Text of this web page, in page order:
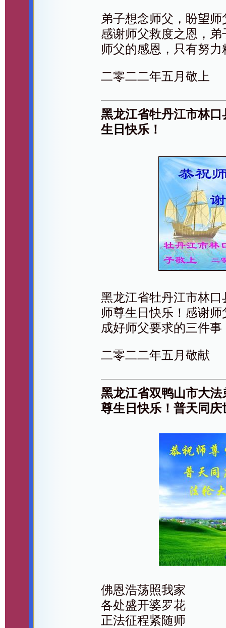
弟子想念师父，盼望
感谢师父救度之恩，
师父的感恩，只有努
二零二二年五月敬上
黑龙江省牡丹江市林
生日快乐！
黑龙江省牡丹江市林
师尊生日快乐！感谢
成好师父要求的三件
二零二二年五月敬献
黑龙江省双鸭山市大
尊生日快乐！普天同
佛恩浩荡照我家
各处盛开婆罗花
正法征程紧随师